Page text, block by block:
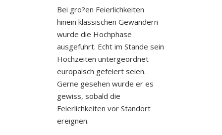
Bei gro?en Feierlichkeiten
hinein klassischen Gewandern
wurde die Hochphase
ausgefuhrt. Echt im Stande sein
Hochzeiten untergeordnet
europaisch gefeiert seien.
Gerne gesehen wurde er es
gewiss, sobald die
Feierlichkeiten vor Standort
ereignen.